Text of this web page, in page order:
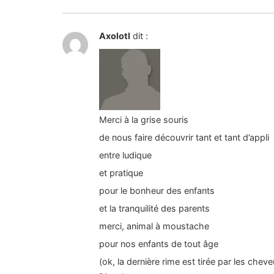
Axolotl dit :
Merci à la grise souris
de nous faire découvrir tant et tant d’appli
entre ludique
et pratique
pour le bonheur des enfants
et la tranquilité des parents
merci, animal à moustache
pour nos enfants de tout âge
(ok, la dernière rime est tirée par les